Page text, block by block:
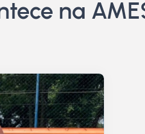
na